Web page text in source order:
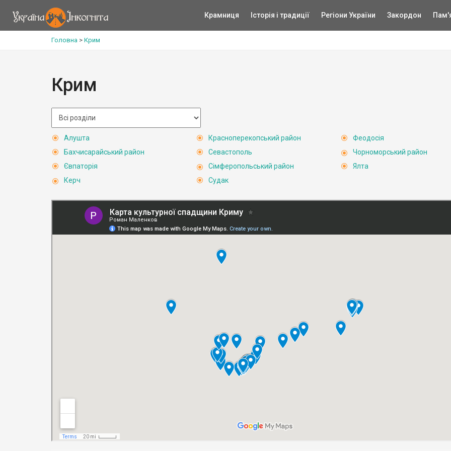
Крамниця Історія і традиції Регіони України Закордон
Головна > Крим
Крим
Алушта
Бахчисарайський район
Євпаторія
Керч
Красноперекопський район
Севастополь
Сімферопольський район
Судак
Феодосія
Чорноморський район
Ялта